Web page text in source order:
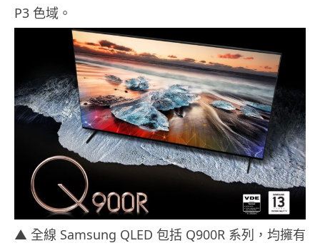
P3 色域。
▲ 全線 Samsung QLED 包括 Q900R 系列，均擁有